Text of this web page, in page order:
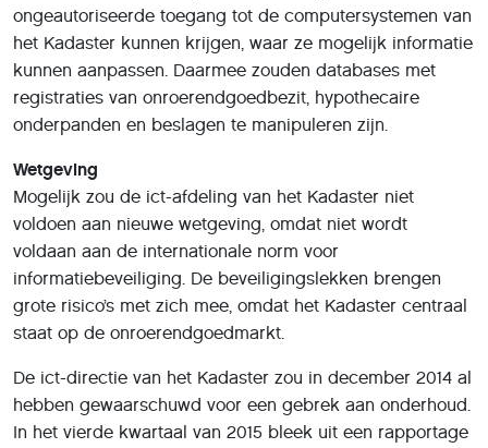
ongeautoriseerde toegang tot de computersystemen van
het Kadaster kunnen krijgen, waar ze mogelijk informatie
kunnen aanpassen. Daarmee zouden databases met
registraties van onroerendgoedbezit, hypothecaire
onderpanden en beslagen te manipuleren zijn.
Wetgeving
Mogelijk zou de ict-afdeling van het Kadaster niet
voldoen aan nieuwe wetgeving, omdat niet wordt
voldaan aan de internationale norm voor
informatiebeveiliging. De beveiligingslekken brengen
grote risico’s met zich mee, omdat het Kadaster centraal
staat op de onroerendgoedmarkt.
De ict-directie van het Kadaster zou in december 2014 al
hebben gewaarschuwd voor een gebrek aan onderhoud.
In het vierde kwartaal van 2015 bleek uit een rapportage